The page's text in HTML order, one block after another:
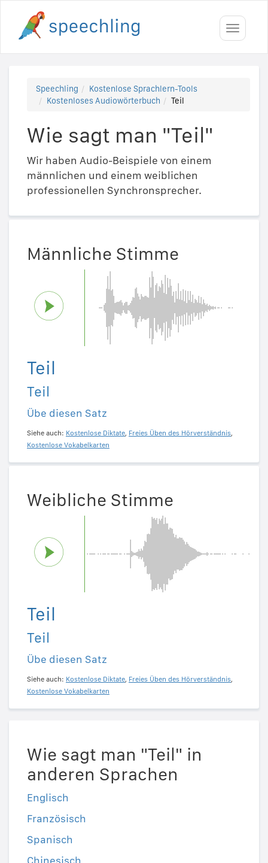
Toggle
Speechling
Kostenlose Sprachlern-Tools
Kostenloses Audiowörterbuch
Teil
Wie sagt man "Teil"
Wir haben Audio-Beispiele von einem
männlichen und einem weiblichen
professionellen Synchronsprecher.
Männliche Stimme
Teil
Teil
Übe diesen Satz
Siehe auch: Kostenlose Diktate, Freies Üben des Hörverständnis,
Kostenlose Vokabelkarten
Weibliche Stimme
Teil
Teil
Übe diesen Satz
Siehe auch: Kostenlose Diktate, Freies Üben des Hörverständnis,
Kostenlose Vokabelkarten
Wie sagt man "Teil" in
anderen Sprachen
Englisch
Französisch
Spanisch